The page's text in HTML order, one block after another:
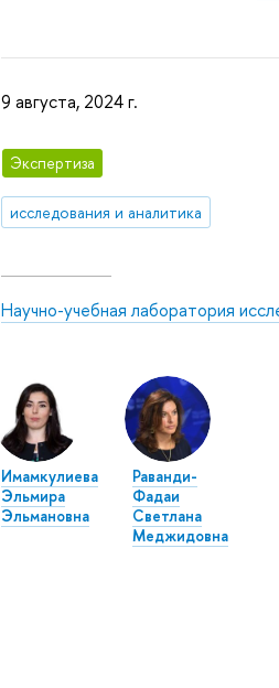
9 августа, 2024 г.
Экспертиза
исследования и аналитика
Научно-учебная лаборатория
Имамкулиева
Эльмира
Эльмановна
Раванди-
Фадаи
Светлана
Меджидовна